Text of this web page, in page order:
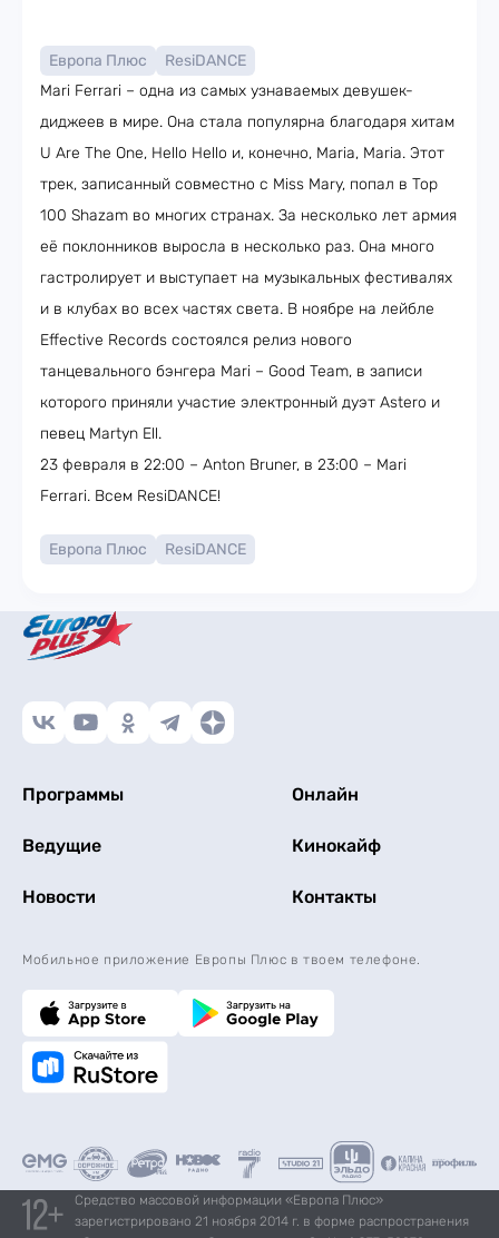
Европа Плюс
ResiDANCE
Mari Ferrari – одна из самых узнаваемых девушек-
диджеев в мире. Она стала популярна благодаря хитам
U Are The One, Hello Hello и, конечно, Maria, Maria. Этот
трек, записанный совместно с Miss Mary, попал в Top
100 Shazam во многих странах. За несколько лет армия
её поклонников выросла в несколько раз. Она много
гастролирует и выступает на музыкальных фестивалях
и в клубах во всех частях света. В ноябре на лейбле
Effective Records состоялся релиз нового
танцевального бэнгера Mari – Good Team, в записи
которого приняли участие электронный дуэт Astero и
певец Martyn Ell.
23 февраля в 22:00 – Anton Bruner, в 23:00 – Mari
Ferrari. Всем ResiDANCE!
Европа Плюс ResiDANCE
Программы Онлайн
Ведущие Кинокайф
Новости Контакты
Мобильное приложение Европы Плюс в твоем телефоне.
Средство массовой информации «Европа Плюс»
зарегистрировано 21 ноября 2014 г. в форме распространения